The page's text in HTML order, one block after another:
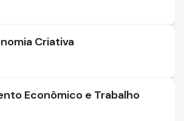
Criativa
Econômico e Trabalho